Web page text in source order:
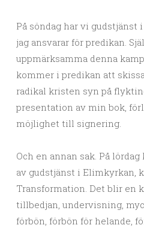
På söndag har vi gudstjänst
jag ansvarar för predikan.
uppmärksamma denna
kommer i predikan att
radikal kristen syn på
presentation av min bok,
möjlighet till signering.
Och en annan sak. På
av gudstjänst i Elimkyrkan,
Transformation. Det blir en
tillbedjan, undervisning,
förbön, förbön för helande,